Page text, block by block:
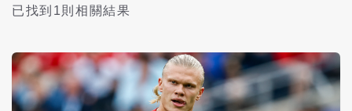
已找到1則相關結果